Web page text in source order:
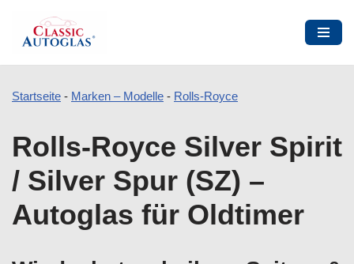
Inhalt
springen
Startseite - Marken – Modelle - Rolls-Royce
Rolls-Royce Silver Spirit
/ Silver Spur (SZ) –
Autoglas für Oldtimer